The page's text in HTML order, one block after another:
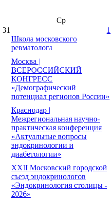
Ср
31
1
Школа московского
ревматолога
Москва |
ВСЕРОССИЙСКИЙ
КОНГРЕСС
«Демографический
потенциал регионов России»
Краснодар |
Межрегиональная научно-
практическая конференция
«Актуальные вопросы
эндокринологии и
диабетологии»
XXII Московский городской
съезд эндокринологов
«Эндокринология столицы -
2026»